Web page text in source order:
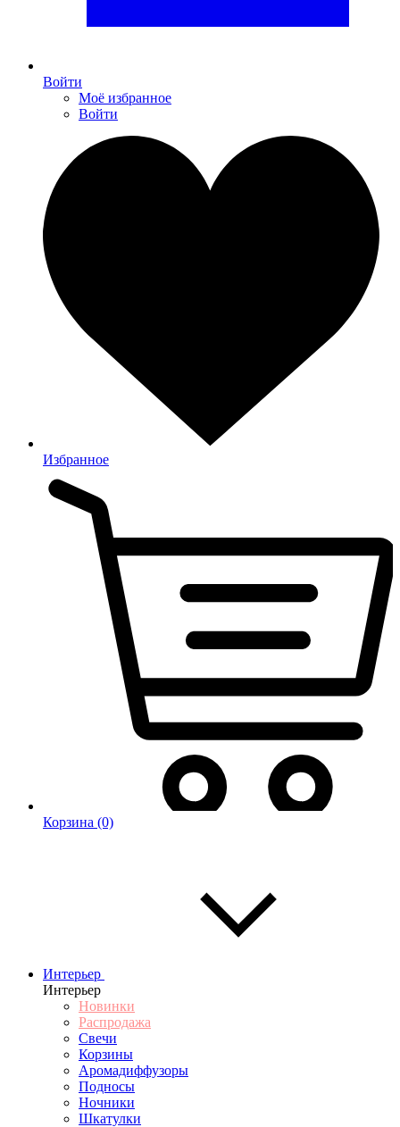
Войти
Моё избранное
Войти
Избранное
Корзина (0)
Интерьер
Интерьер
Новинки
Распродажа
Свечи
Корзины
Аромадиффузоры
Подносы
Ночники
Шкатулки